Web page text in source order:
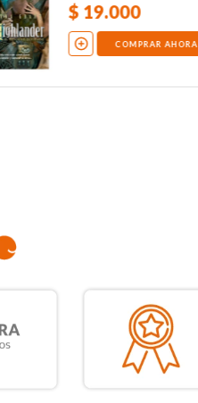
$ 19.000
COMPRAR AHORA